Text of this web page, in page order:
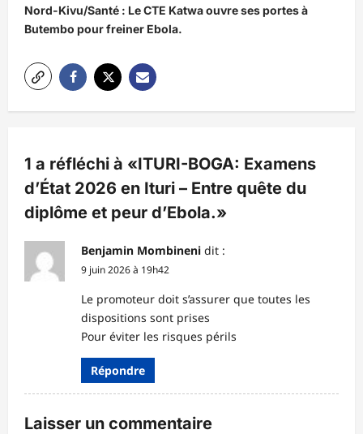
g
a
t
i
o
d
’
a
r
Nord-Kivu/Santé : Le CTE Katwa ouvre ses portes à
Butembo pour freiner Ebola.
1 a réfléchi à «ITURI-BOGA: Examens
d’État 2026 en Ituri – Entre quête du
diplôme et peur d’Ebola.»
Benjamin Mombineni dit :
9 juin 2026 à 19h42
Le promoteur doit s’assurer que toutes les
dispositions sont prises
Pour éviter les risques périls
Répondre
Laisser un commentaire